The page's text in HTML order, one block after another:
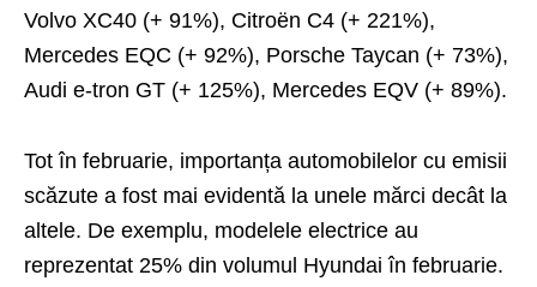
Volvo XC40 (+ 91%), Citroën C4 (+ 221%),
Mercedes EQC (+ 92%), Porsche Taycan (+ 73%),
Audi e-tron GT (+ 125%), Mercedes EQV (+ 89%).
Tot în februarie, importanța automobilelor cu emisii
scăzute a fost mai evidentă la unele mărci decât la
altele. De exemplu, modelele electrice au
reprezentat 25% din volumul Hyundai în februarie.